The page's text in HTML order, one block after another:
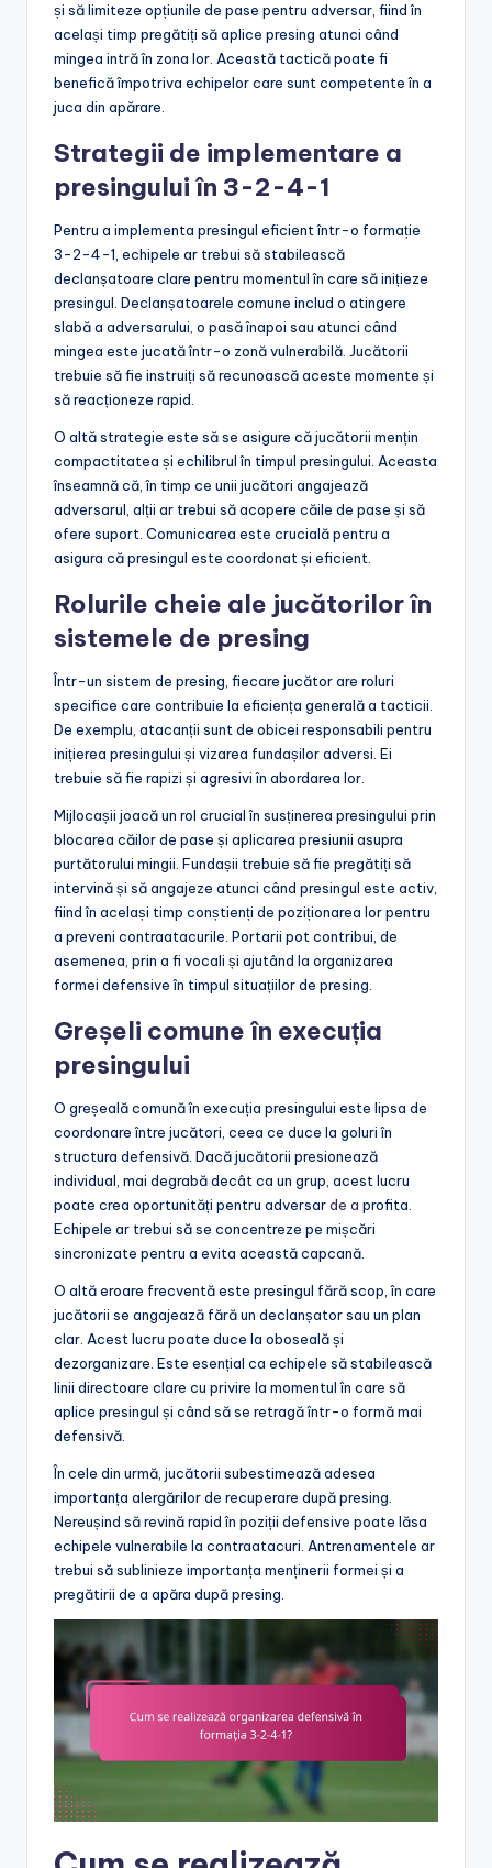
și să limiteze opțiunile de pase pentru adversar, fiind în
același timp pregătiți să aplice presing atunci când
mingea intră în zona lor. Această tactică poate fi
benefică împotriva echipelor care sunt competente în a
juca din apărare.
Strategii de implementare a
presingului în 3-2-4-1
Pentru a implementa presingul eficient într-o formație
3-2-4-1, echipele ar trebui să stabilească
declanșatoare clare pentru momentul în care să inițieze
presingul. Declanșatoarele comune includ o atingere
slabă a adversarului, o pasă înapoi sau atunci când
mingea este jucată într-o zonă vulnerabilă. Jucătorii
trebuie să fie instruiți să recunoască aceste momente și
să reacționeze rapid.
O altă strategie este să se asigure că jucătorii mențin
compactitatea și echilibrul în timpul presingului. Aceasta
înseamnă că, în timp ce unii jucători angajează
adversarul, alții ar trebui să acopere căile de pase și să
ofere suport. Comunicarea este crucială pentru a
asigura că presingul este coordonat și eficient.
Rolurile cheie ale jucătorilor în
sistemele de presing
Într-un sistem de presing, fiecare jucător are roluri
specifice care contribuie la eficiența generală a tacticii.
De exemplu, atacanții sunt de obicei responsabili pentru
inițierea presingului și vizarea fundașilor adversi. Ei
trebuie să fie rapizi și agresivi în abordarea lor.
Mijlocașii joacă un rol crucial în susținerea presingului prin
blocarea căilor de pase și aplicarea presiunii asupra
purtătorului mingii. Fundașii trebuie să fie pregătiți să
intervină și să angajeze atunci când presingul este activ,
fiind în același timp conștienți de poziționarea lor pentru
a preveni contraatacurile. Portarii pot contribui, de
asemenea, prin a fi vocali și ajutând la organizarea
formei defensive în timpul situațiilor de presing.
Greșeli comune în execuția
presingului
O greșeală comună în execuția presingului este lipsa de
coordonare între jucători, ceea ce duce la goluri în
structura defensivă. Dacă jucătorii presionează
individual, mai degrabă decât ca un grup, acest lucru
poate crea oportunități pentru adversarde a profita.
Echipele ar trebui să se concentreze pe mișcări
sincronizate pentru a evita această capcană.
O altă eroare frecventă este presingul fără scop, în care
jucătorii se angajează fără un declanșator sau un plan
clar. Acest lucru poate duce la oboseală și
dezorganizare. Este esențial ca echipele să stabilească
linii directoare clare cu privire la momentul în care să
aplice presingul și când să se retragă într-o formă mai
defensivă.
În cele din urmă, jucătorii subestimează adesea
importanța alergărilor de recuperare după presing.
Nereușind să revină rapid în poziții defensive poate lăsa
echipele vulnerabile la contraatacuri. Antrenamentele ar
trebui să sublinieze importanța menținerii formei și a
pregătirii de a apăra după presing.